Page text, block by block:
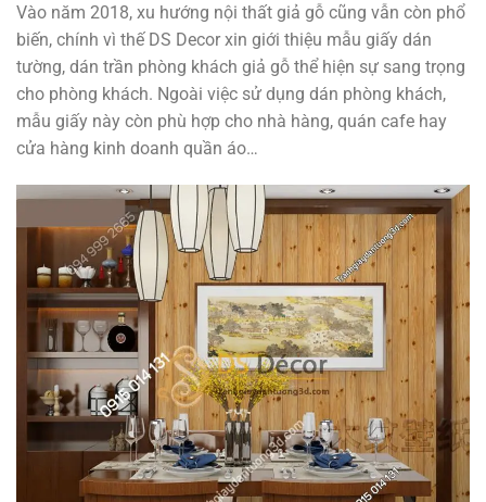
Vào năm 2018, xu hướng nội thất giả gỗ cũng vẫn còn phổ
biến, chính vì thế DS Decor xin giới thiệu mẫu giấy dán
tường, dán trần phòng khách giả gỗ thể hiện sự sang trọng
cho phòng khách. Ngoài việc sử dụng dán phòng khách,
mẫu giấy này còn phù hợp cho nhà hàng, quán cafe hay
cửa hàng kinh doanh quần áo…